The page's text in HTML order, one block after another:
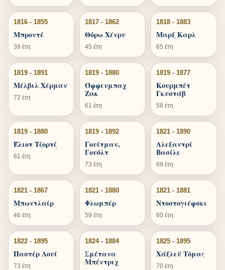
1816 - 1855
Μπροντέ
39 έτη
1817 - 1862
Θόρω Χένρυ
45 έτη
1818 - 1883
Μαρξ Καρλ
65 έτη
1819 - 1891
Μέλβιλ Χέρμαν
72 έτη
1819 - 1880
Όφφενμπαχ
Ζακ
61 έτη
1819 - 1877
Κουρμπέτ
Γκυστάβ
58 έτη
1819 - 1880
Έλιοτ Τζορτζ
61 έτη
1819 - 1892
Γουίτμαν,
Γουόλτ
73 έτη
1821 - 1890
Αλεξαντρί
Βασίλε
69 έτη
1821 - 1867
Μπωντλαίρ
46 έτη
1821 - 1880
Φλωμπέρ
59 έτη
1821 - 1881
Ντοστογιέφσκι
60 έτη
1822 - 1895
Παστέρ Λουί
73 έτη
1824 - 1884
Σμέτανα
Μπέντριχ
1825 - 1895
Χάξλεϋ Τόμας
70 έτη